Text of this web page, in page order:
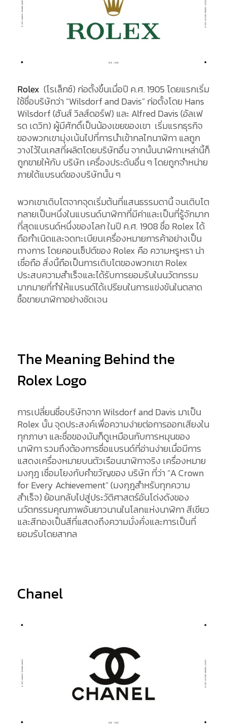
Rolex (โรเล็กซ์) ก่อตั้งขึ้นเมื่อปี ค.ศ. 1905 โดยแรกเริ่ม
ใช้ชื่อบริษัทว่า “Wilsdorf and Davis” ก่อตั้งโดย Hans
Wilsdorf (ฮันส์ วิลส์ดอร์ฟ) และ Alfred Davis (อัลเฟ
รด เดวิท) ผู้มีศักดิ์เป็นน้องเขยของเขา เริ่มแรกธุรกิจ
ของพวกเขามุ่งเน้นไปที่การนำเข้ากลไกนาฬิกา แลถูก
วางไว้ในเคสที่ผลิตโดยบริษัทอื่น จากนั้นนาฬิกาเหล่านี้ก็
ถูกขายให้กับ บริษัท เครื่องประดับอื่น ๆ โดยถูกจำหน่าย
ภายใต้แบรนด์ของบริษัทนั้น ๆ
พวกเขาเติบโตจากจุดเริ่มต้นที่แสนธรรมดานี้ จนเติบโต
กลายเป็นหนึ่งในแบรนด์นาฬิกาที่มีค่าและเป็นที่รู้จักมาก
ที่สุดแบรนด์หนึ่งของโลก ในปี ค.ศ. 1908 ชื่อ Rolex ได้
ถือกำเนิดและจดทะเบียนเครื่องหมายการค้าอย่างเป็น
ทางการ โดยคอนเซ็ปต์ของ Rolex คือ ความหรูหรา น่า
เชื่อถือ สิ่งนี้ถือเป็นการเติบโตของพวกเขา Rolex
ประสบความสำเร็จและได้รับการยอมรับในนวัตกรรม
มากมายที่ทำให้แบรนด์ได้เปรียบในการแข่งขันในตลาด
ซื้อขายนาฬิกาอย่างชัดเจน
The Meaning Behind the
Rolex Logo
การเปลี่ยนชื่อบริษัทจาก Wilsdorf and Davis มาเป็น
Rolex นั้น จุดประสงค์เพื่อความง่ายต่อการออกเสียงใน
ทุกภาษา และชื่อของมันก็ดูเหมือนกับการหมุนของ
นาฬิกา รวมถึงต้องการชื่อแบรนด์ที่อ่านง่ายเมื่อมีการ
แสดงเครื่องหมายบนตัวเรือนนาฬิกาจริง เครื่องหมาย
มงกุฎ เชื่อมโยงกับคำขวัญของ บริษัท ที่ว่า “A Crown
for Every Achievement” (มงกุฎสำหรับทุกความ
สำเร็จ) ย้อนกลับไปสู่ประวัติศาสตร์อันโด่งดังของ
นวัตกรรมคุณภาพอันยาวนานในโลกแห่งนาฬิกา สีเขียว
และสีทองเป็นสีที่แสดงถึงความมั่งคั่งและการเป็นที่
ยอมรับโดยสากล
Chanel